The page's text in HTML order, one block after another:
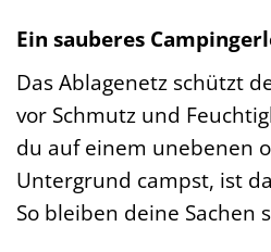
Ein sauberes
Das Ablagenetz schützt
vor Schmutz und
du auf einem unebenen
Untergrund campst, ist
So bleiben deine Sachen